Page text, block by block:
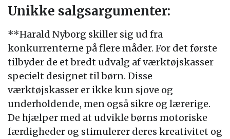
Unikke salgsargumenter:
**Harald Nyborg skiller sig ud fra
konkurrenterne på flere måder. For det første
tilbyder de et bredt udvalg af værktøjskasser
specielt designet til børn. Disse
værktøjskasser er ikke kun sjove og
underholdende, men også sikre og lærerige.
De hjælper med at udvikle børns motoriske
færdigheder og stimulerer deres kreativitet og